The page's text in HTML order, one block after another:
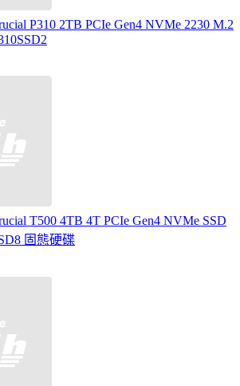
P310 2TB PCIe Gen4 NVMe 2230 M.2
T500 4TB 4T PCIe Gen4 NVMe SSD
固態硬碟